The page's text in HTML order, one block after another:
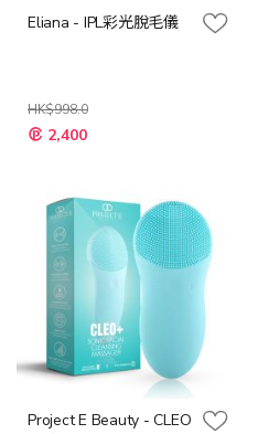
Eliana - IPL彩光脫毛儀
HK$998.0
2,400
Project E Beauty - CLEO